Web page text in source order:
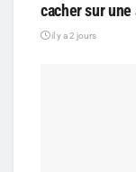
cacher sur
il y a 2 jours